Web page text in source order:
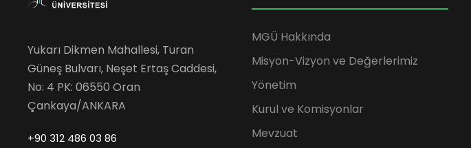
Yukarı Dikmen Mahallesi, Turan
Güneş Bulvarı, Neşet Ertaş Caddesi,
No: 4 PK: 06550 Oran
Çankaya/ANKARA
+90 312 486 03 86
MGÜ Hakkında
Misyon-Vizyon ve Değerlerimiz
Yönetim
Kurul ve Komisyonlar
Mevzuat